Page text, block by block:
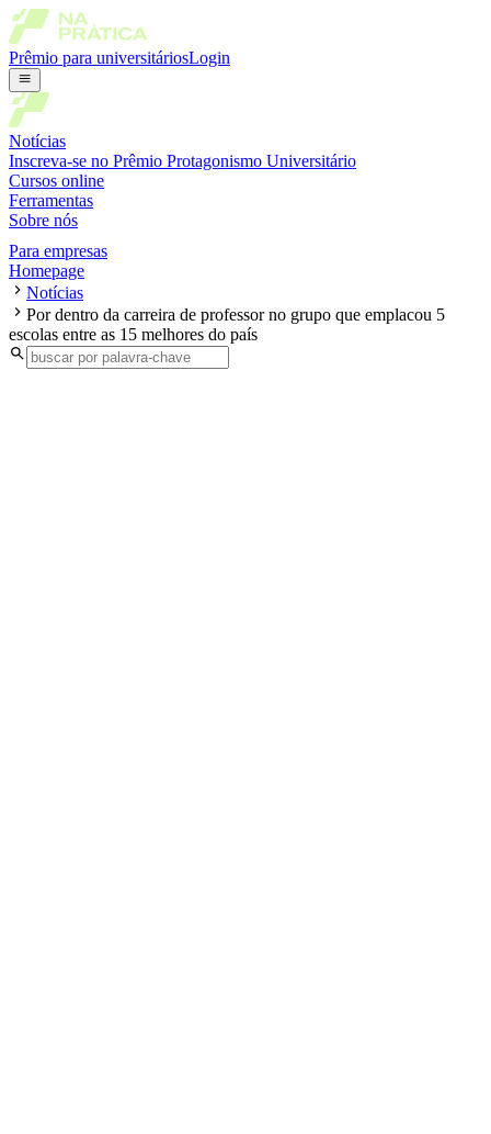
Prêmio para universitáriosLogin
Notícias
Inscreva-se no Prêmio Protagonismo Universitário
Cursos online
Ferramentas
Sobre nós
Para empresas
Homepage
Notícias
Por dentro da carreira de professor no grupo que emplacou 5
escolas entre as 15 melhores do país